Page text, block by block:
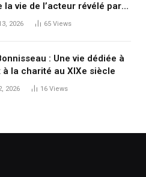
la vie de l’acteur révélé par
I Turned Pretty ?
2026 65 Views
: Une vie dédiée à
à la charité au XIXe siècle
2026 16 Views